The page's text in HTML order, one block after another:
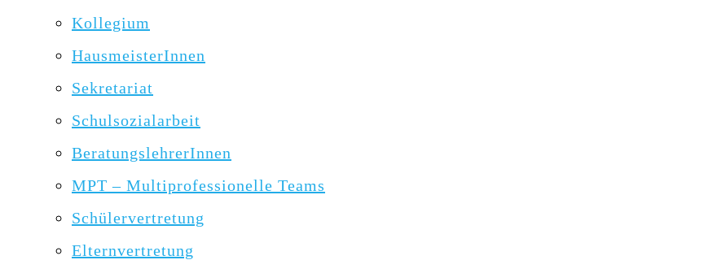
Kollegium
HausmeisterInnen
Sekretariat
Schulsozialarbeit
BeratungslehrerInnen
MPT – Multiprofessionelle Teams
Schülervertretung
Elternvertretung